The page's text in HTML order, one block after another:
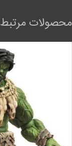
محصولات مرتبط